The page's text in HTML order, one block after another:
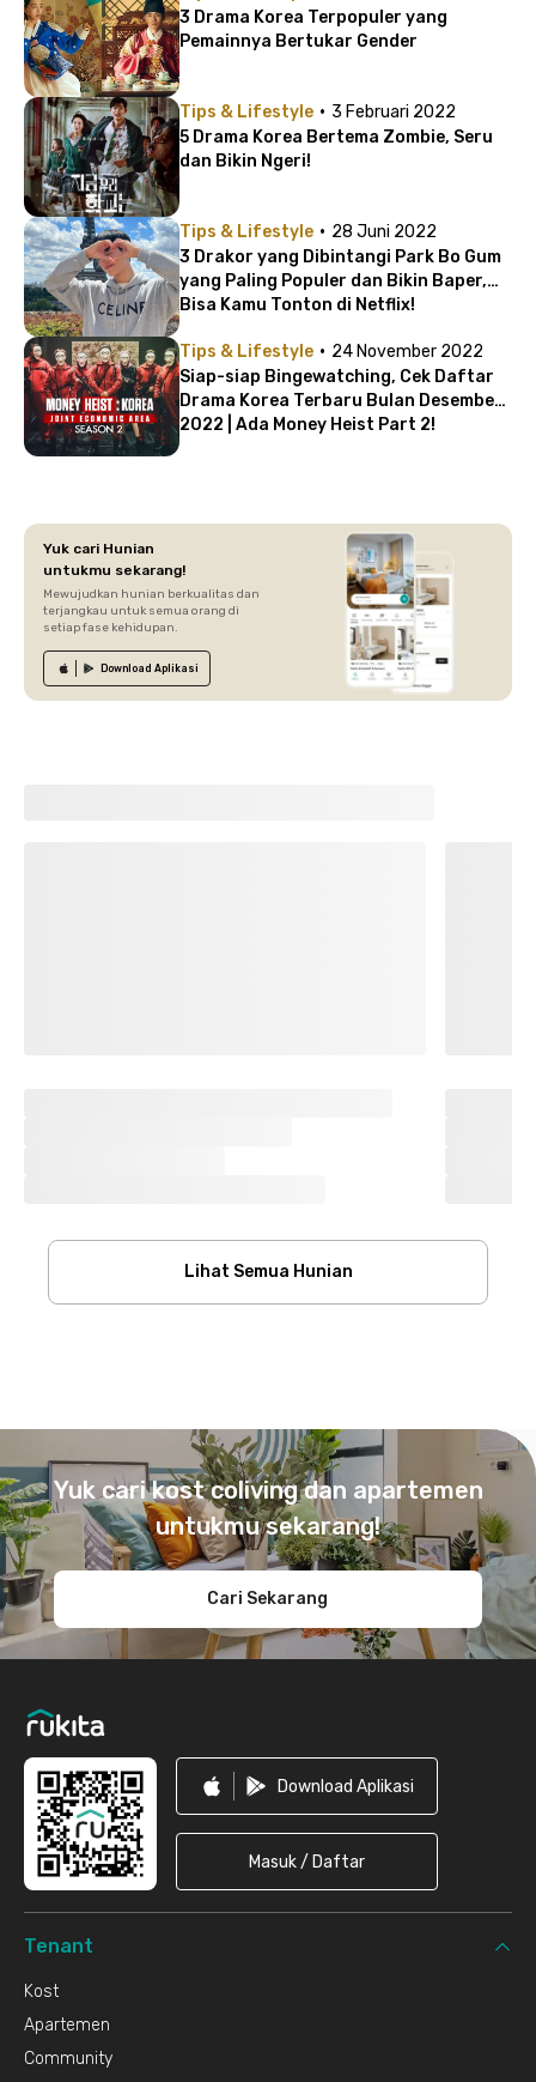
3 Drama Korea Terpopuler yang
Pemainnya Bertukar Gender
Tips & Lifestyle · 3 Februari 2022
5 Drama Korea Bertema Zombie, Seru
dan Bikin Ngeri!
Tips & Lifestyle · 28 Juni 2022
3 Drakor yang Dibintangi Park Bo Gum
yang Paling Populer dan Bikin Baper,
Bisa Kamu Tonton di Netflix!
Tips & Lifestyle · 24 November 2022
Siap-siap Bingewatching, Cek Daftar
Drama Korea Terbaru Bulan Desember
2022 | Ada Money Heist Part 2!
Yuk cari Hunian
untukmu sekarang!
Mewujudkan hunian berkualitas dan
terjangkau untuk semua orang di
setiap fase kehidupan.
Download Aplikasi
Lihat Semua Hunian
Yuk cari kost coliving dan apartemen
untukmu sekarang!
Cari Sekarang
Download Aplikasi
Masuk / Daftar
Tenant
Kost
Apartemen
Community